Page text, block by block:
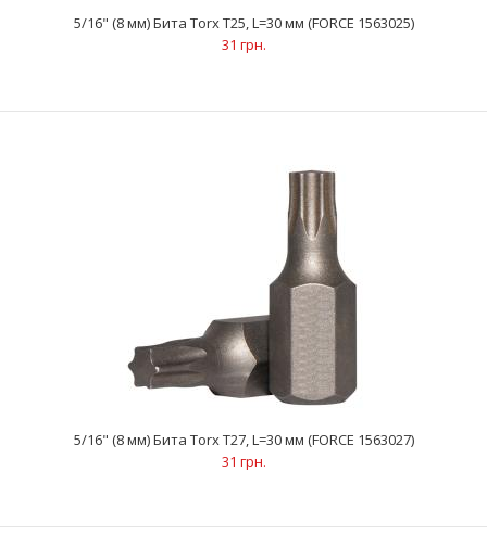
5/16" (8 мм) Бита Torx Т25, L=30 мм (FORCE 1563025)
31 грн.
5/16" (8 мм) Бита Torx Т25, L=30 мм (FORCE 1563025)
31 грн.
5/16" (8 мм) Бита Torx Т27, L=30 мм (FORCE 1563027)
31 грн.